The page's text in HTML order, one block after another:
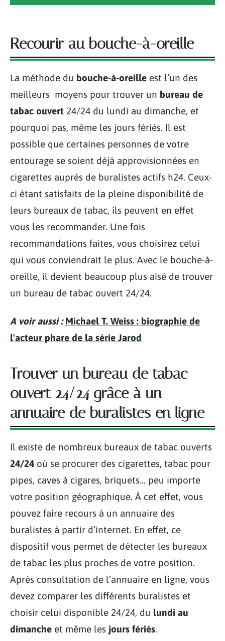
Recourir au bouche-à-oreille
La méthode du bouche-à-oreille est l’un des
meilleurs moyens pour trouver un bureau de
tabac ouvert 24/24 du lundi au dimanche, et
pourquoi pas, même les jours fériés. Il est
possible que certaines personnes de votre
entourage se soient déjà approvisionnées en
cigarettes auprès de buralistes actifs h24. Ceux-
ci étant satisfaits de la pleine disponibilité de
leurs bureaux de tabac, ils peuvent en effet
vous les recommander. Une fois
recommandations faites, vous choisirez celui
qui vous conviendrait le plus. Avec le bouche-à-
oreille, il devient beaucoup plus aisé de trouver
un bureau de tabac ouvert 24/24.
A voir aussi : Michael T. Weiss : biographie de
l'acteur phare de la série Jarod
Trouver un bureau de tabac
ouvert 24/24 grâce à un
annuaire de buralistes en ligne
Il existe de nombreux bureaux de tabac ouverts
24/24 où se procurer des cigarettes, tabac pour
pipes, caves à cigares, briquets… peu importe
votre position géographique. À cet effet, vous
pouvez faire recours à un annuaire des
buralistes à partir d’internet. En effet, ce
dispositif vous permet de détecter les bureaux
de tabac les plus proches de votre position.
Après consultation de l’annuaire en ligne, vous
devez comparer les différents buralistes et
choisir celui disponible 24/24, du lundi au
dimanche et même les jours fériés.